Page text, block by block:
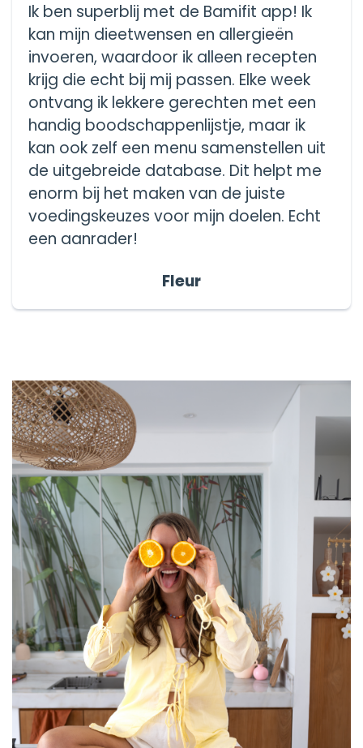
Ik ben superblij met de Bamifit app! Ik
kan mijn dieetwensen en allergieën
invoeren, waardoor ik alleen recepten
krijg die echt bij mij passen. Elke week
ontvang ik lekkere gerechten met een
handig boodschappenlijstje, maar ik
kan ook zelf een menu samenstellen uit
de uitgebreide database. Dit helpt me
enorm bij het maken van de juiste
voedingskeuzes voor mijn doelen. Echt
een aanrader!
Fleur